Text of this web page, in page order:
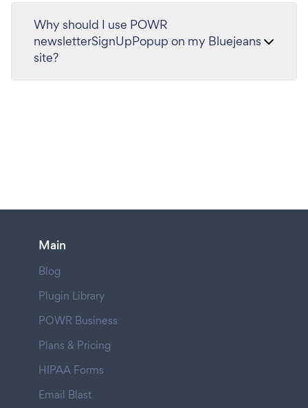
Why should I use POWR
newsletterSignUpPopup on my Bluejeans
site?
Main
Blog
Plugin Library
POWR Business
Plans & Pricing
HIPAA Forms
Email Blast